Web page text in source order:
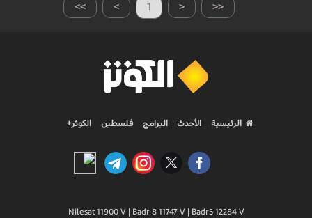
>> > 1 < <<
الرئيسية الأحدث البرامج فلسطين الكوثر+
Nilesat 11900 V | Badr 8 11747 V | Badr5 12284 V